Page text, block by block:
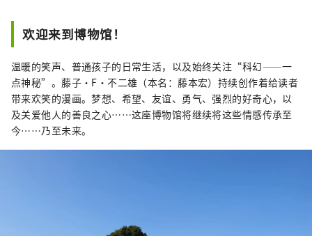
居，可以体验当地传统的蓝染工艺，还有一座
春天还可以欣赏樱花。 ◇川崎市藤子·F·不二
雄博物馆 馆内展示着深受世界各地、尤其是亚
洲地区喜爱的漫画《多啦 A 梦》的作者藤子
·F·不二雄的原画以及藤子·F·不二雄曾经
使用过的桌子。设施内还设有真人大小的商
品，并允许游客品尝故事中的食物，让人能够
着形似阴茎的便携式神轿参加这个节日，该节
欢迎来到博物馆！
温暖的笑声、普通孩子的日常生活，以及始终关注“科幻——一
点神秘”。藤子·F·不二雄（本名：藤本宏）持续创作着给读者
带来欢笑的漫画。梦想、希望、友谊、勇气、强烈的好奇心，以
及关爱他人的善良之心……这座博物馆将继续将这些情感传承至
今……乃至未来。